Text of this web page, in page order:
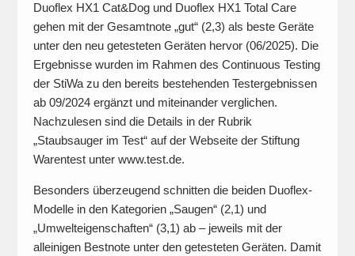
Duoflex HX1 Cat&Dog und Duoflex HX1 Total Care
gehen mit der Gesamtnote „gut“ (2,3) als beste Geräte
unter den neu getesteten Geräten hervor (06/2025). Die
Ergebnisse wurden im Rahmen des Continuous Testing
der StiWa zu den bereits bestehenden Testergebnissen
ab 09/2024 ergänzt und miteinander verglichen.
Nachzulesen sind die Details in der Rubrik
„Staubsauger im Test“ auf der Webseite der Stiftung
Warentest unter www.test.de.
Besonders überzeugend schnitten die beiden Duoflex-
Modelle in den Kategorien „Saugen“ (2,1) und
„Umwelteigenschaften“ (3,1) ab – jeweils mit der
alleinigen Bestnote unter den getesteten Geräten. Damit